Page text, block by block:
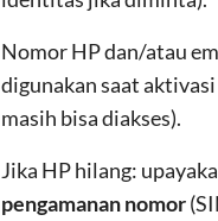
Nomor HP dan/atau
digunakan saat
masih bisa diakses).
Jika HP hilang:
pengamanan nomor